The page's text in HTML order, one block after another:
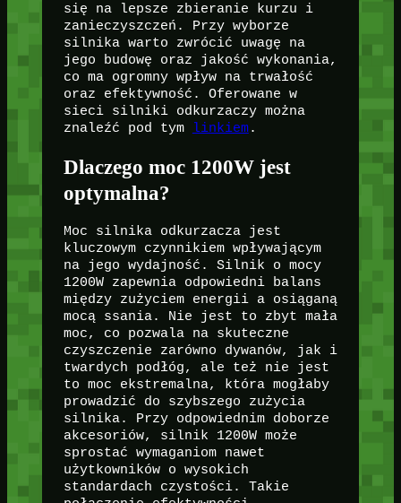
się na lepsze zbieranie kurzu i
zanieczyszczeń. Przy wyborze
silnika warto zwrócić uwagę na
jego budowę oraz jakość wykonania,
co ma ogromny wpływ na trwałość
oraz efektywność. Oferowane w
sieci silniki odkurzaczy można
znaleźć pod tym
linkiem.
Dlaczego moc 1200W jest
optymalna?
Moc silnika odkurzacza jest
kluczowym czynnikiem wpływającym
na jego wydajność. Silnik o mocy
1200W zapewnia odpowiedni balans
między zużyciem energii a osiąganą
mocą ssania. Nie jest to zbyt mała
moc, co pozwala na skuteczne
czyszczenie zarówno dywanów, jak i
twardych podłóg, ale też nie jest
to moc ekstremalna, która mogłaby
prowadzić do szybszego zużycia
silnika. Przy odpowiednim doborze
akcesoriów, silnik 1200W może
sprostać wymaganiom nawet
użytkowników o wysokich
standardach czystości. Takie